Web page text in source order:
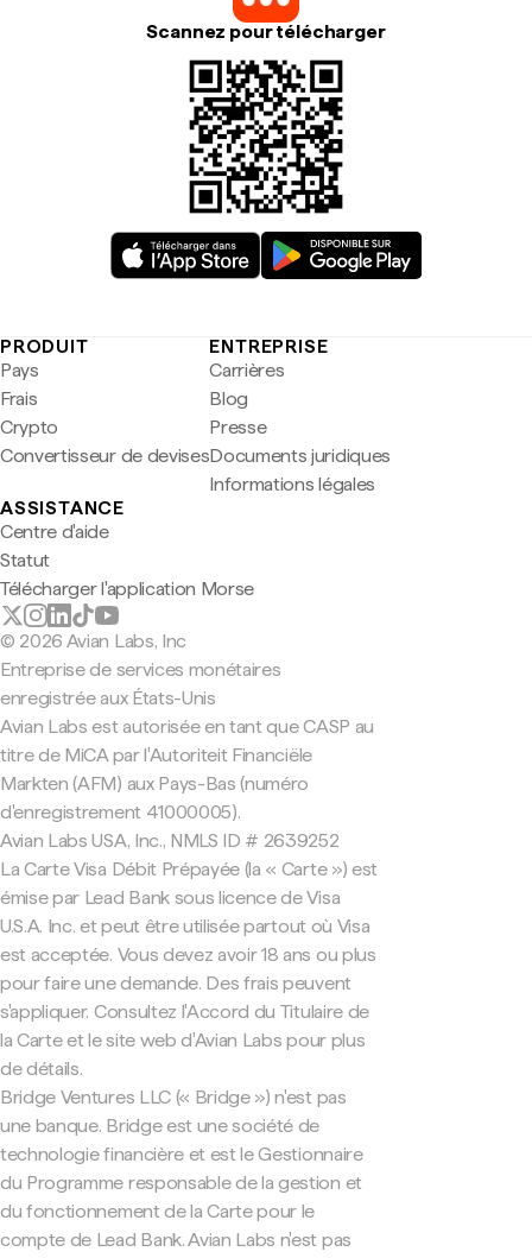
Scannez pour télécharger
PRODUIT
Pays
Frais
Crypto
Convertisseur de devises
ENTREPRISE
Carrières
Blog
Presse
Documents juridiques
Informations légales
ASSISTANCE
Centre d'aide
Statut
Télécharger l'application Morse
© 2026 Avian Labs, Inc
Entreprise de services monétaires
enregistrée aux États-Unis
Avian Labs est autorisée en tant que CASP au
titre de MiCA par l'Autoriteit Financiële
Markten (AFM) aux Pays-Bas (numéro
d'enregistrement 41000005).
Avian Labs USA, Inc., NMLS ID # 2639252
La Carte Visa Débit Prépayée (la « Carte ») est
émise par Lead Bank sous licence de Visa
U.S.A. Inc. et peut être utilisée partout où Visa
est acceptée. Vous devez avoir 18 ans ou plus
pour faire une demande. Des frais peuvent
s'appliquer. Consultez l'Accord du Titulaire de
la Carte et le site web d'Avian Labs pour plus
de détails.
Bridge Ventures LLC (« Bridge ») n'est pas
une banque. Bridge est une société de
technologie financière et est le Gestionnaire
du Programme responsable de la gestion et
du fonctionnement de la Carte pour le
compte de Lead Bank. Avian Labs n'est pas